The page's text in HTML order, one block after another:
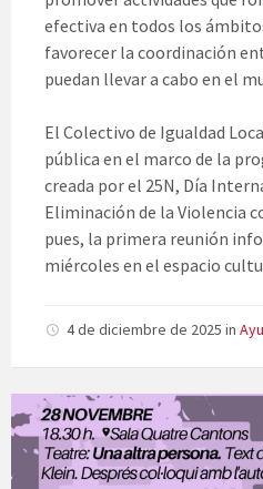
efectiva en todos los
favorecer la coordinación
puedan llevar a cabo en el
El Colectivo de Igualdad
pública en el marco de la
creada por el 25N, Día
Eliminación de la Violencia
pues, la primera reunión
miércoles en el espacio
4 de diciembre de 2025 in